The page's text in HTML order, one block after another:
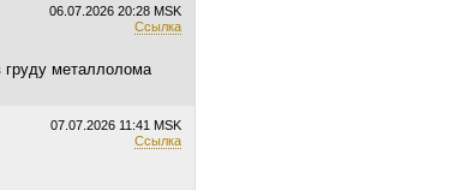
06.07.2026 20:28 MSK
Ссылка
металлолома
07.07.2026 11:41 MSK
Ссылка